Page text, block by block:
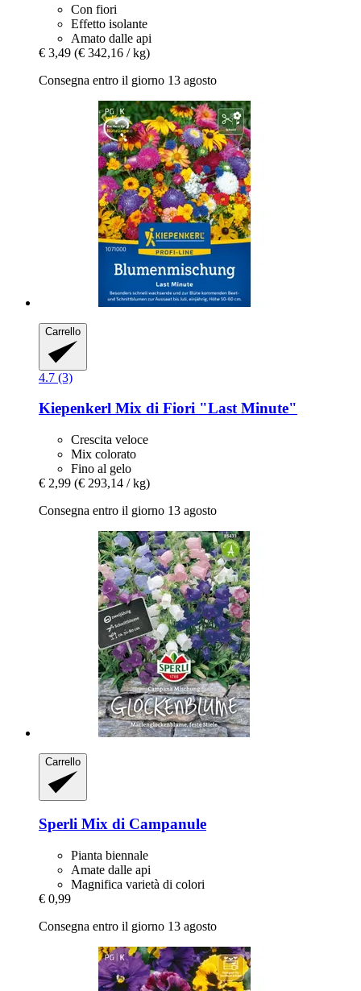
Con fiori
Effetto isolante
Amato dalle api
€ 3,49 (€ 342,16 / kg)
Consegna entro il giorno 13 agosto
Carrello
4.7 (3)
Kiepenkerl Mix di Fiori "Last Minute"
Crescita veloce
Mix colorato
Fino al gelo
€ 2,99 (€ 293,14 / kg)
Consegna entro il giorno 13 agosto
Carrello
Sperli Mix di Campanule
Pianta biennale
Amate dalle api
Magnifica varietà di colori
€ 0,99
Consegna entro il giorno 13 agosto